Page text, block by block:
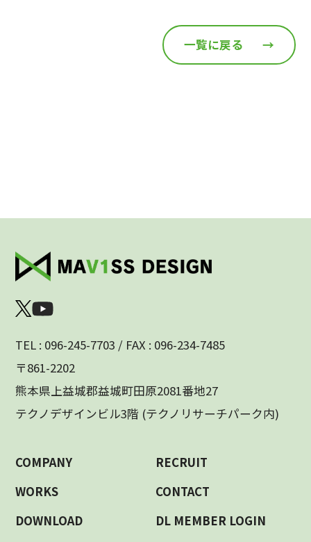
一覧に戻る
TEL : 096-245-7703 / FAX : 096-234-7485
〒861-2202
熊本県上益城郡益城町田原2081番地27
テクノデザインビル3階 (テクノリサーチパーク内)
COMPANY
RECRUIT
WORKS
CONTACT
DOWNLOAD
DL MEMBER LOGIN